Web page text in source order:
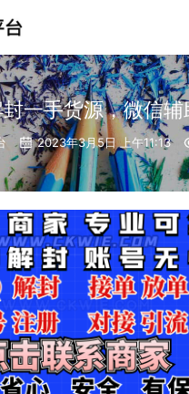
一手货源，微信辅
2023年3月5日 上午11:13